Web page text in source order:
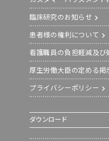
臨床研究のお知らせ
患者様の権利について
看護職員の負担軽減及び
厚生労働大臣の定める掲
プライバシーポリシー
ダウンロード